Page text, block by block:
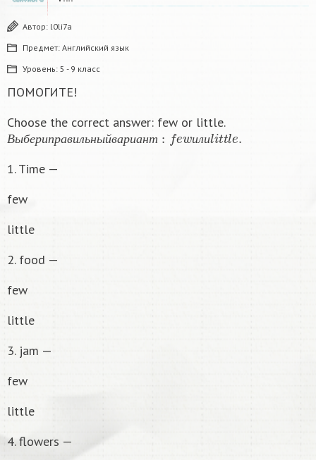
Автор: l0li7a
Предмет: Английский язык
Уровень: 5 - 9 класс
ПОМОГИТЕ!
Choose the correct answer: few or little.
В ы б е р и п р а в ил ьн ы й в а р и а н т ил и
Выбери пра вильныйвариа н т:fewи лиlittle
1. Time —
few
little
2. food —
few
little
3. jam —
few
little
4. flowers —